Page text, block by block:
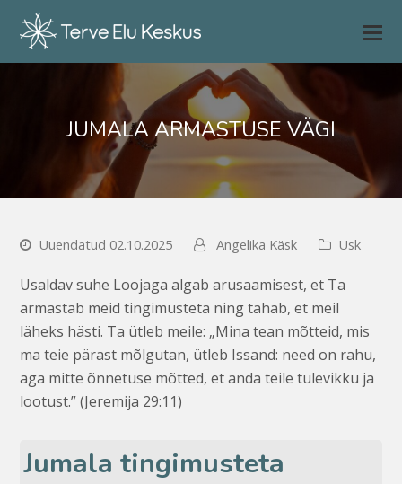
JUMALA ARMASTUSE VÄGI
Uuendatud 02.10.2025 Angelika Käsk Usk
Usaldav suhe Loojaga algab arusaamisest, et Ta
armastab meid tingimusteta ning tahab, et meil
läheks hästi. Ta ütleb meile: „Mina tean mõtteid, mis
ma teie pärast mõlgutan, ütleb Issand: need on rahu,
aga mitte õnnetuse mõtted, et anda teile tulevikku ja
lootust.” (Jeremija 29:11)
Jumala tingimusteta